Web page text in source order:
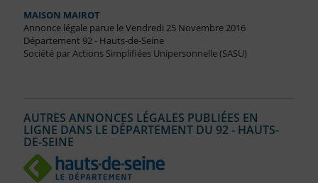
MAISON MAIROT
Annonce légale parue le Vendredi 25 Novembre 2016
Département 92 - Hauts-de-Seine
Société par Actions Simplifiées Unipersonnelle (SASU)
AUTRES ANNONCES LÉGALES PUBLIÉES EN
LIGNE DANS LE DÉPARTEMENT DU 92 - HAUTS-
DE-SEINE